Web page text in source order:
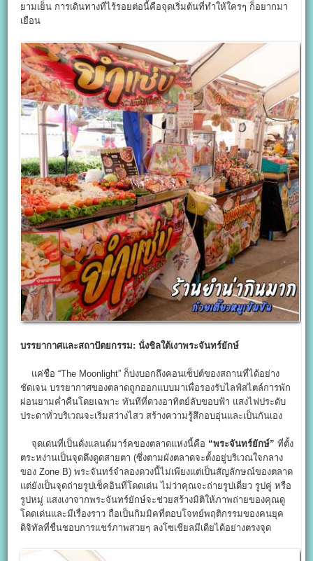
ยามเย็น การเดินทางที่ไร้รอยต่อนี้คือจุดเริ่มต้นที่ทำให้ใครๆ ก็อยากมา
เยือน
บรรยากาศและสถาปัตยกรรม: นั่งชิลใต้เงาพระจันทร์ยักษ์
แค่ชื่อ “The Moonlight” ก็บ่งบอกถึงคอนเซ็ปต์ของสถานที่ได้อย่าง
ชัดเจน บรรยากาศของตลาดถูกออกแบบมาเพื่อรองรับไลฟ์สไตล์การพัก
ผ่อนยามค่ำคืนโดยเฉพาะ ทันทีที่ดวงอาทิตย์ลับขอบฟ้า แสงไฟประดับ
ประดาทั่วบริเวณจะเริ่มสว่างไสว สร้างความรู้สึกอบอุ่นและเป็นกันเอง
จุดเด่นที่เป็นดั่งแลนด์มาร์คของตลาดแห่งนี้คือ “พระจันทร์ยักษ์” ที่ตั้ง
ตระหง่านเป็นจุดดึงดูดสายตา (ซึ่งตามผังตลาดจะตั้งอยู่บริเวณใจกลาง
ของ Zone B) พระจันทร์จำลองดวงนี้ไม่เพียงแต่เป็นสัญลักษณ์ของตลาด
แต่ยังเป็นจุดถ่ายรูปเช็คอินที่โดดเด่น ไม่ว่าคุณจะถ่ายรูปเดี่ยว รูปคู่ หรือ
รูปหมู่ แสงเงาจากพระจันทร์ยักษ์จะช่วยสร้างมิติให้ภาพถ่ายของคุณดู
โดดเด่นและมีเรื่องราว ถือเป็นกิมมิคที่ตอบโจทย์พฤติกรรมของคนยุค
ดิจิทัลที่ชื่นชอบการแชร์ภาพสวยๆ ลงโซเชียลมีเดียได้อย่างตรงจุด